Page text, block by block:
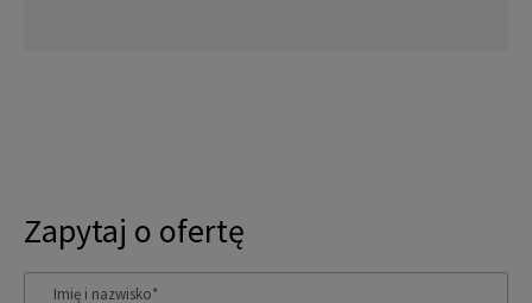
Zapytaj o ofertę
Imię i nazwisko*